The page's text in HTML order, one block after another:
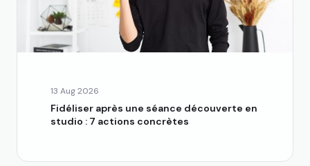
13 Aug 2026
Fidéliser après une séance découverte en
studio : 7 actions concrètes